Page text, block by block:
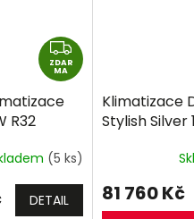
Z
D
A
ZDAR
MA
R32
(5 ks)
DETAIL
Klimatizace
Stylish Silver
81 760 Kč